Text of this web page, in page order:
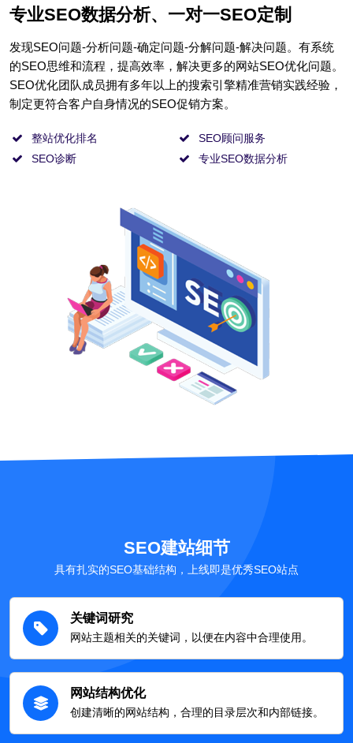
专业SEO数据分析、一对一SEO定制
发现SEO问题-分析问题-确定问题-分解问题-解决问题。有系统
的SEO思维和流程，提高效率，解决更多的网站SEO优化问题。
SEO优化团队成员拥有多年以上的搜索引擎精准营销实践经验，
制定更符合客户自身情况的SEO促销方案。
整站优化排名
SEO顾问服务
SEO诊断
专业SEO数据分析
SEO建站细节
具有扎实的SEO基础结构，上线即是优秀SEO站点
关键词研究
网站主题相关的关键词，以便在内容中合理使用。
网站结构优化
创建清晰的网站结构，合理的目录层次和内部链接。